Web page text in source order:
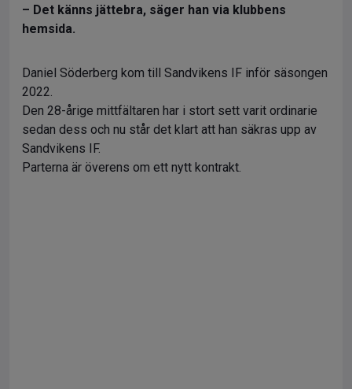
– Det känns jättebra, säger han via klubbens
hemsida.
Daniel Söderberg kom till Sandvikens IF inför säsongen
2022.
Den 28-årige mittfältaren har i stort sett varit ordinarie
sedan dess och nu står det klart att han säkras upp av
Sandvikens IF.
Parterna är överens om ett nytt kontrakt.